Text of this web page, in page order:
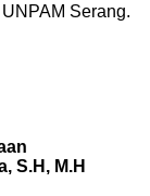
Serang.
S.H, M.H